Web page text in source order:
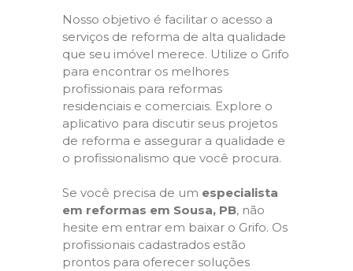
Nosso objetivo é facilitar o acesso a
serviços de reforma de alta qualidade
que seu imóvel merece. Utilize o Grifo
para encontrar os melhores
profissionais para reformas
residenciais e comerciais. Explore o
aplicativo para discutir seus projetos
de reforma e assegurar a qualidade e
o profissionalismo que você procura.
Se você precisa de um especialista
em reformas em Sousa, PB, não
hesite em entrar em baixar o Grifo. Os
profissionais cadastrados estão
prontos para oferecer soluções